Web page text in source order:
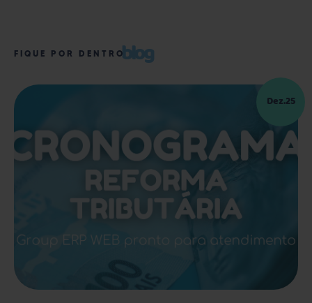
FIQUE POR DENTROblog
Dez.25